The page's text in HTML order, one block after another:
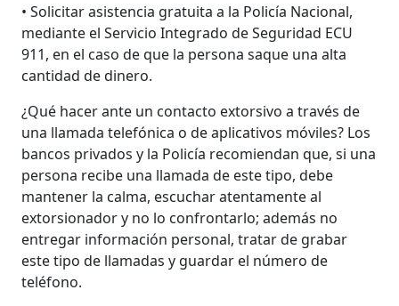
• Solicitar asistencia gratuita a la Policía Nacional,
mediante el Servicio Integrado de Seguridad ECU
911, en el caso de que la persona saque una alta
cantidad de dinero.
¿Qué hacer ante un contacto extorsivo a través de
una llamada telefónica o de aplicativos móviles? Los
bancos privados y la Policía recomiendan que, si una
persona recibe una llamada de este tipo, debe
mantener la calma, escuchar atentamente al
extorsionador y no lo confrontarlo; además no
entregar información personal, tratar de grabar
este tipo de llamadas y guardar el número de
teléfono.